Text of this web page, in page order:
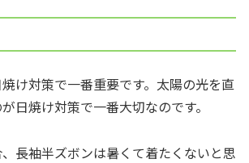
け対策で一番重要です。太陽の光を直
日焼け対策で一番大切なのです。
長袖半ズボンは暑くて着たくないと思